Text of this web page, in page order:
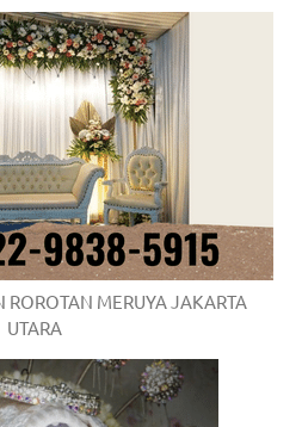
ROROTAN MERUYA JAKARTA
UTARA